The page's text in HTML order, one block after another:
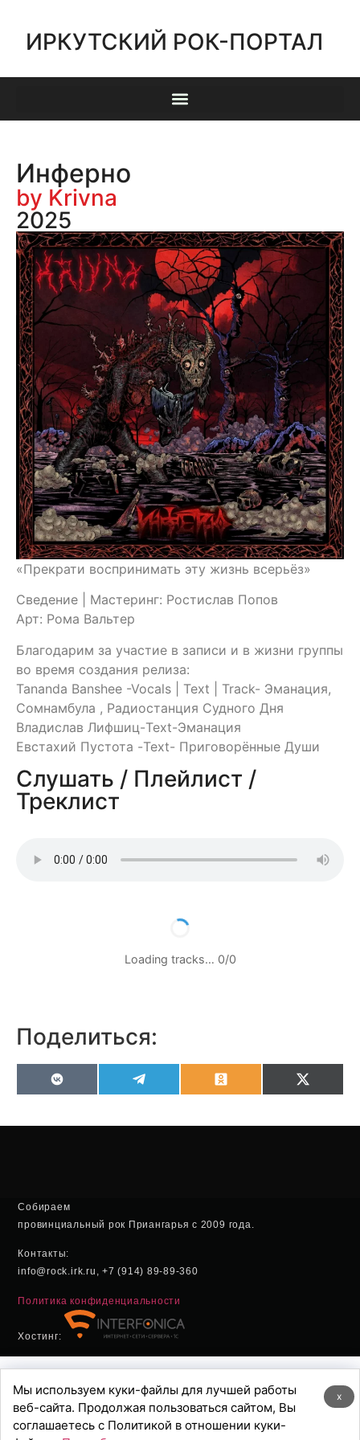
ИРКУТСКИЙ РОК-ПОРТАЛ
Инферно
by Krivna
2025
«Прекрати воспринимать эту жизнь всерьёз»
Сведение | Мастеринг: Ростислав Попов
Арт: Рома Вальтер
Благодарим за участие в записи и в жизни группы
во время создания релиза:
Tananda Banshee -Vocals | Text | Track- Эманация,
Сомнамбула , Радиостанция Судного Дня
Владислав Лифшиц-Text-Эманация
Евстахий Пустота -Text- Приговорённые Души
Слушать / Плейлист /
Треклист
Loading tracks… 0/0
Поделиться:
VK OdnoklassnikiX
Собираем
провинциальный рок Приангарья с 2009 года.
Контакты:
info@rock.irk.ru, +7 (914) 89-89-360
Политика конфиденциальности
Хостинг:
x
Мы используем куки-файлы для лучшей работы
веб-сайта. Продолжая пользоваться сайтом, Вы
соглашаетесь с Политикой в отношении куки-